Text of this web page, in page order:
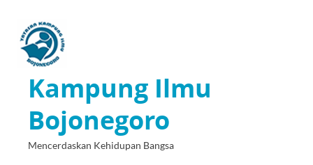
Kampung Ilmu
Bojonegoro
Mencerdaskan Kehidupan Bangsa